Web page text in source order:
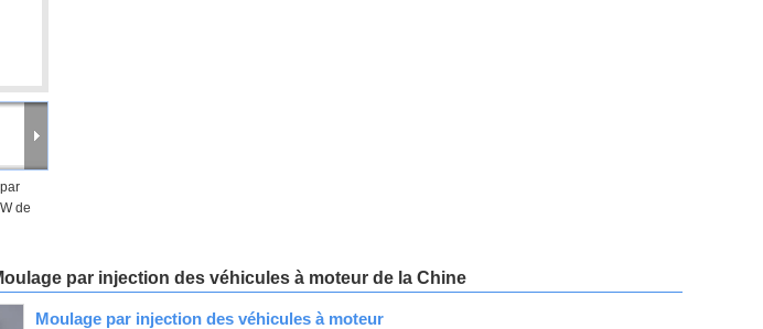
de
par injection des véhicules à moteur de la Chine
Moulage par injection des véhicules à moteur